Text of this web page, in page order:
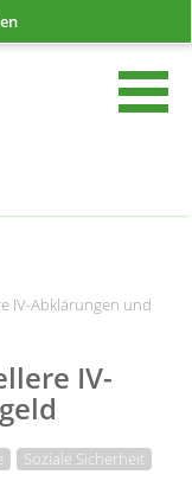
IV-Abklärungen und
IV-
Soziale Sicherheit